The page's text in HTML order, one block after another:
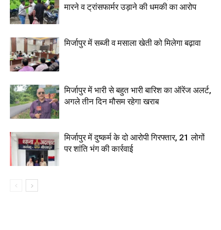
मारने व ट्रांसफार्मर उड़ाने की धमकी का आरोप
मिर्जापुर में सब्जी व मसाला खेती को मिलेगा बढ़ावा
मिर्जापुर में भारी से बहुत भारी बारिश का ऑरेंज अलर्ट,
अगले तीन दिन मौसम रहेगा खराब
मिर्जापुर में दुष्कर्म के दो आरोपी गिरफ्तार, 21 लोगों
पर शांति भंग की कार्रवाई